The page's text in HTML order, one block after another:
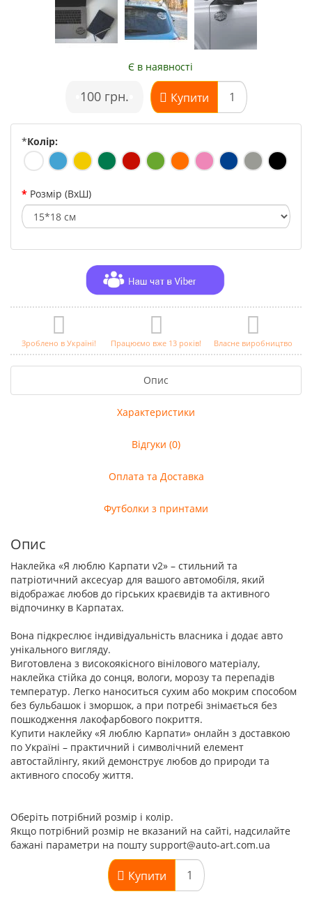
Є в наявності
100 грн. Купити
*Колір:
Розмір (ВхШ)
Зроблено в Україні! Працюємо вже 13 років! Власне виробництво
Опис
Характеристики
Відгуки (0)
Оплата та Доставка
Футболки з принтами
Опис
Наклейка «Я люблю Карпати v2» – стильний та
патріотичний аксесуар для вашого автомобіля, який
відображає любов до гірських краєвидів та активного
відпочинку в Карпатах.
Вона підкреслює індивідуальність власника і додає авто
унікального вигляду.
Виготовлена з високоякісного вінілового матеріалу,
наклейка стійка до сонця, вологи, морозу та перепадів
температур. Легко наноситься сухим або мокрим способом
без бульбашок і зморшок, а при потребі знімається без
пошкодження лакофарбового покриття.
Купити наклейку «Я люблю Карпати» онлайн з доставкою
по Україні – практичний і символічний елемент
автостайлінгу, який демонструє любов до природи та
активного способу життя.
Оберіть потрібний розмір і колір.
Якщо потрібний розмір не вказаний на сайті, надсилайте
бажані параметри на пошту support@auto-art.com.ua
Купити